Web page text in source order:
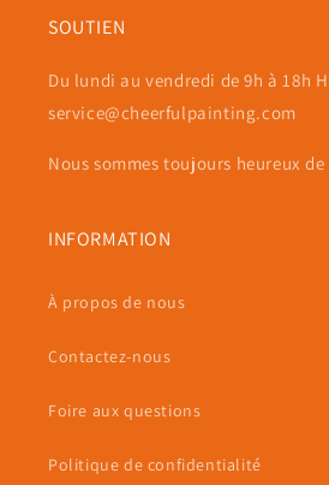
SOUTIEN
Du lundi au vendredi de 9h à 18h
service@cheerfulpainting.com
Nous sommes toujours heureux
INFORMATION
À propos de nous
Contactez-nous
Foire aux questions
Politique de confidentialité